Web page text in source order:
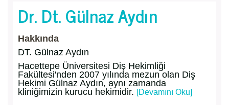
Dr. Dt. Gülnaz Aydın
Hakkında
DT. Gülnaz Aydın
Hacettepe Üniversitesi Diş Hekimliği
Fakültesi'nden 2007 yılında mezun olan Diş
Hekimi Gülnaz Aydın, aynı zamanda
kliniğimizin kurucu hekimidir. [Devamını Oku]